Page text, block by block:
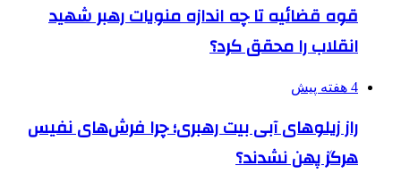
قوه قضائیه تا چه اندازه منویات رهبر شهید
انقلاب را محقق کرد؟
4 هفته پیش
راز زیلوهای آبی بیت رهبری؛ چرا فرش‌های نفیس
هرگز پهن نشدند؟